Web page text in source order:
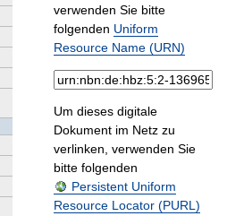
verwenden Sie bitte
folgenden Uniform
Resource Name (URN)
Um dieses digitale
Dokument im Netz zu
verlinken, verwenden Sie
bitte folgenden
Persistent Uniform
Resource Locator (PURL)